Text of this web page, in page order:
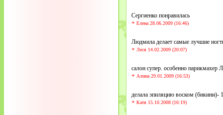
Сергиенко понравилась
+ Елена 28.06.2009 (16:46)
Людмила делает самые лучшие
+ Леся 14.02.2009 (20:07)
салон супер. особенно парикмахер
+ Алина 29.01.2009 (16:53)
делала эпиляцию воском (бикини)-
+ Катя 15.10.2008 (16:19)